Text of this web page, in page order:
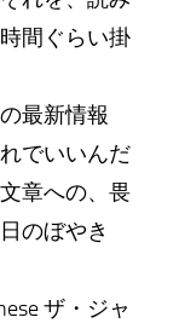
間ぐらい掛
最新情報
でいいんだ
章への、畏
のぼやき
ザ・ジャ